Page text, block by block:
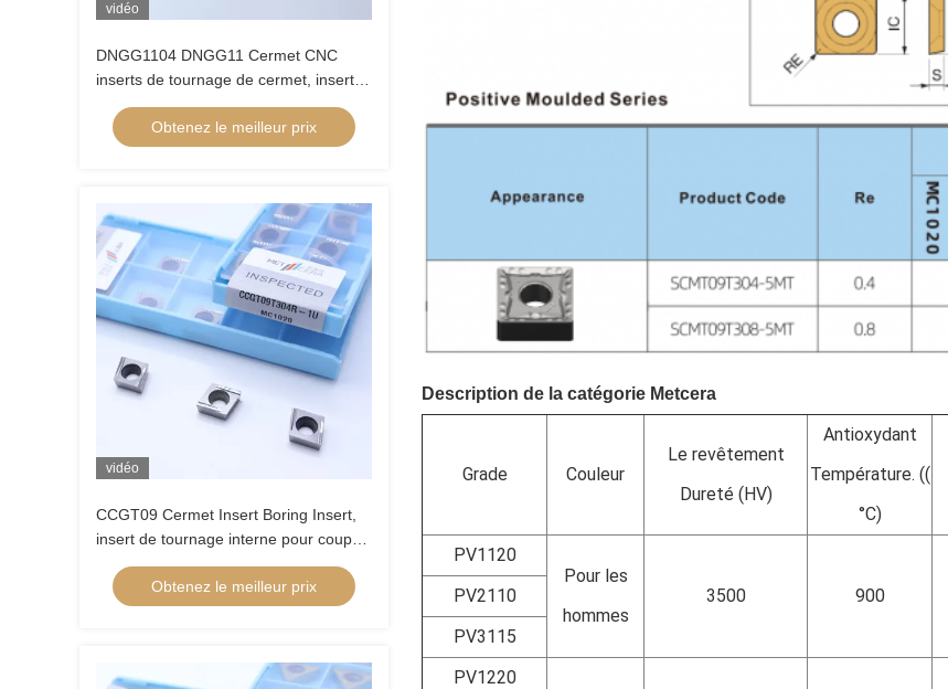
vidéo
DNGG1104 DNGG11 Cermet CNC
inserts de tournage de cermet, inserts
de finition avec le disjoncteur de finition
de C
Obtenez le meilleur prix
vidéo
CCGT09 Cermet Insert Boring Insert,
insert de tournage interne pour couper
l'acier au carbone, l'acier à faible
alliage, l'alimentation faible, insert
positif, CCGT09T304R-1U
Obtenez le meilleur prix
Description de la catégorie Metcera
Grade Couleur
Le revêtement
Dureté (HV)
Antioxydant
Température. ((
°C)
PV1120
Pour les
hommes
3500 900
PV2110
PV3115
PV1220